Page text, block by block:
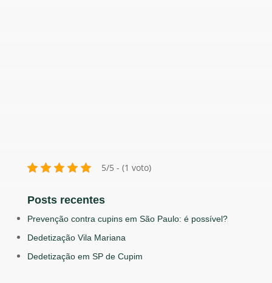
5/5 - (1 voto)
Posts recentes
Prevenção contra cupins em São Paulo: é possível?
Dedetização Vila Mariana
Dedetização em SP de Cupim